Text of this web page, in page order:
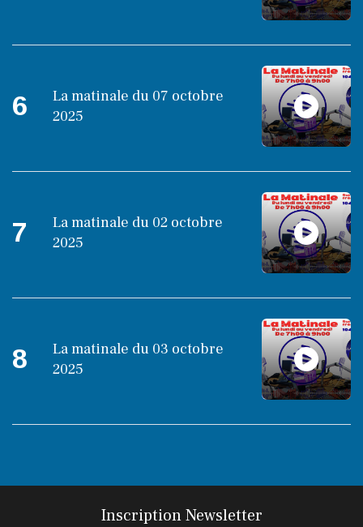
6
La matinale du 07 octobre
2025
7
La matinale du 02 octobre
2025
8
La matinale du 03 octobre
2025
Inscription Newsletter